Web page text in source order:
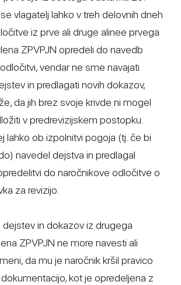
vlagatelj lahko v treh delovnih dneh
iz prve ali druge alinee prvega
ZPVPJN opredeli do navedb
vendar ne sme navajati
in predlagati novih dokazov,
da jih brez svoje krivde ni mogel
v predrevizijskem postopku.
lahko ob izpolnitvi pogoja (tj. če bi
navedel dejstva in predlagal
do naročnikove odločitve o
za revizijo.
dejstev in dokazov iz drugega
ZPVPJN ne more navesti ali
da mu je naročnik kršil pravico
kot je opredeljena z